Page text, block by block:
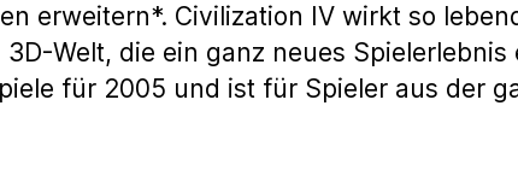
erweitern*. Civilization IV wirkt so
Welt, die ein ganz neues Spielerlebnis
für 2005 und ist für Spieler aus der